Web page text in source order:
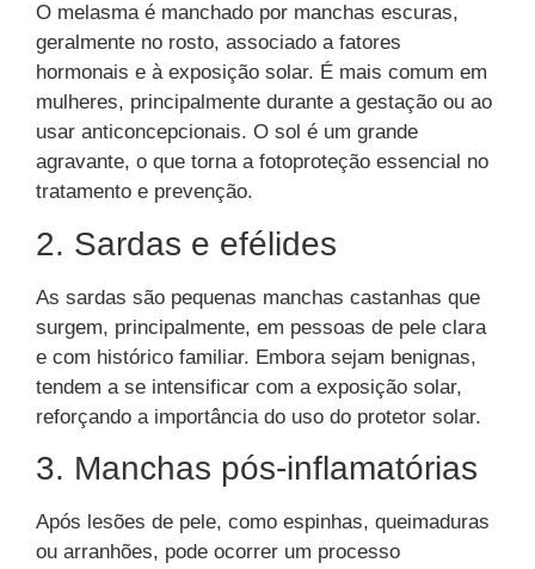
O melasma é manchado por manchas escuras,
geralmente no rosto, associado a fatores
hormonais e à exposição solar. É mais comum em
mulheres, principalmente durante a gestação ou ao
usar anticoncepcionais. O sol é um grande
agravante, o que torna a fotoproteção essencial no
tratamento e prevenção.
2. Sardas e efélides
As sardas são pequenas manchas castanhas que
surgem, principalmente, em pessoas de pele clara
e com histórico familiar. Embora sejam benignas,
tendem a se intensificar com a exposição solar,
reforçando a importância do uso do protetor solar.
3. Manchas pós-inflamatórias
Após lesões de pele, como espinhas, queimaduras
ou arranhões, pode ocorrer um processo